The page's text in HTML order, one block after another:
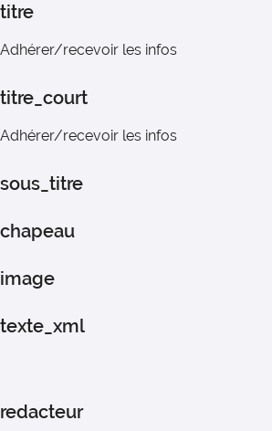
titre
Adhérer/recevoir les infos
titre_court
Adhérer/recevoir les infos
sous_titre
chapeau
image
texte_xml
redacteur